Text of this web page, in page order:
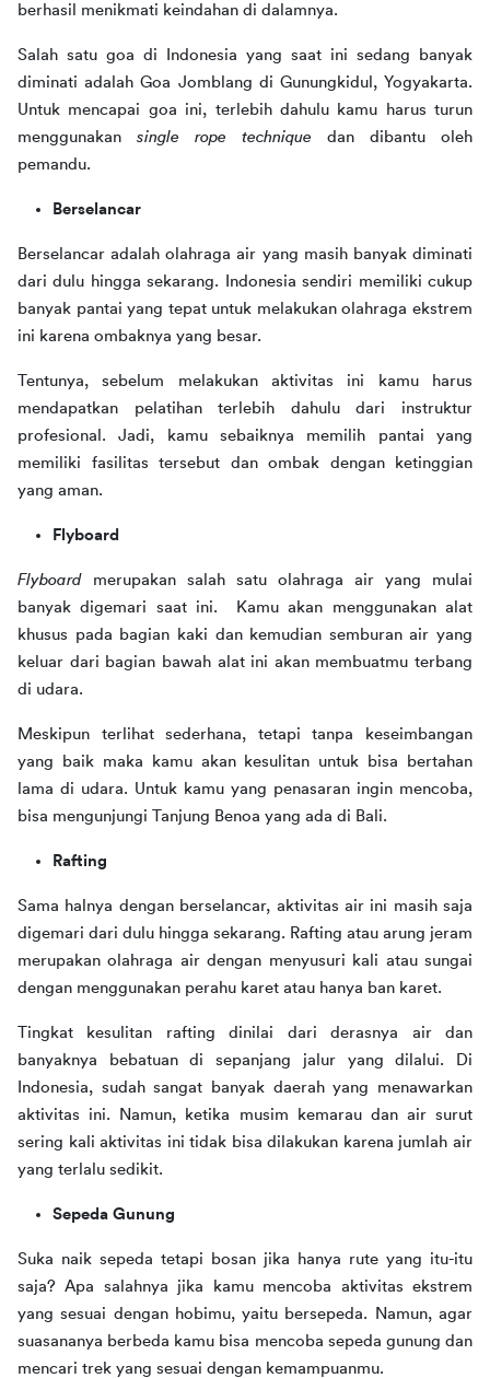
berhasil menikmati keindahan di dalamnya.
Salah satu goa di Indonesia yang saat ini sedang banyak
diminati adalah Goa Jomblang di Gunungkidul, Yogyakarta.
Untuk mencapai goa ini, terlebih dahulu kamu harus turun
menggunakan single rope technique dan dibantu oleh
pemandu.
Berselancar
Berselancar adalah olahraga air yang masih banyak diminati
dari dulu hingga sekarang. Indonesia sendiri memiliki cukup
banyak pantai yang tepat untuk melakukan olahraga ekstrem
ini karena ombaknya yang besar.
Tentunya, sebelum melakukan aktivitas ini kamu harus
mendapatkan pelatihan terlebih dahulu dari instruktur
profesional. Jadi, kamu sebaiknya memilih pantai yang
memiliki fasilitas tersebut dan ombak dengan ketinggian
yang aman.
Flyboard
Flyboard merupakan salah satu olahraga air yang mulai
banyak digemari saat ini.  Kamu akan menggunakan alat
khusus pada bagian kaki dan kemudian semburan air yang
keluar dari bagian bawah alat ini akan membuatmu terbang
di udara.
Meskipun terlihat sederhana, tetapi tanpa keseimbangan
yang baik maka kamu akan kesulitan untuk bisa bertahan
lama di udara. Untuk kamu yang penasaran ingin mencoba,
bisa mengunjungi Tanjung Benoa yang ada di Bali.
Rafting
Sama halnya dengan berselancar, aktivitas air ini masih saja
digemari dari dulu hingga sekarang. Rafting atau arung jeram
merupakan olahraga air dengan menyusuri kali atau sungai
dengan menggunakan perahu karet atau hanya ban karet.
Tingkat kesulitan rafting dinilai dari derasnya air dan
banyaknya bebatuan di sepanjang jalur yang dilalui. Di
Indonesia, sudah sangat banyak daerah yang menawarkan
aktivitas ini. Namun, ketika musim kemarau dan air surut
sering kali aktivitas ini tidak bisa dilakukan karena jumlah air
yang terlalu sedikit.
Sepeda Gunung
Suka naik sepeda tetapi bosan jika hanya rute yang itu-itu
saja? Apa salahnya jika kamu mencoba aktivitas ekstrem
yang sesuai dengan hobimu, yaitu bersepeda. Namun, agar
suasananya berbeda kamu bisa mencoba sepeda gunung dan
mencari trek yang sesuai dengan kemampuanmu.